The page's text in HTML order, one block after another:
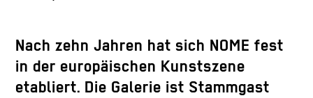
Nach zehn Jahren hat sich NOME fest
in der europäischen Kunstszene
etabliert. Die Galerie ist Stammgast